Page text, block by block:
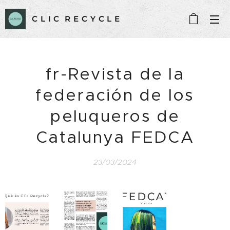
C L I C R E C Y C L E
fr-Revista de la
federación de los
peluqueros de
Catalunya FEDCA
23/03/2024